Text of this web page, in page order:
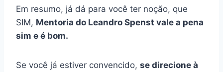
Em resumo, já dá para você ter noção, que
SIM, Mentoria do Leandro Spenst vale a pena
sim e é bom.
Se você já estiver convencido, se direcione à